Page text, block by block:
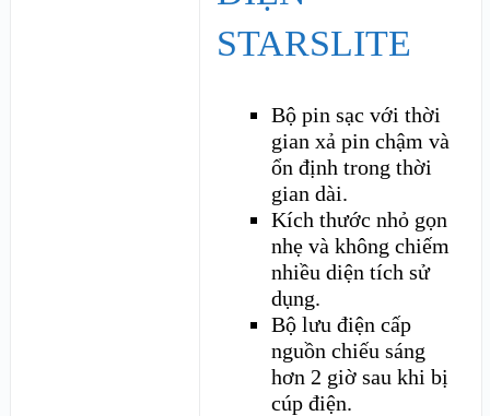
STARSLITE
Bộ pin sạc với thời
gian xả pin chậm và
ổn định trong thời
gian dài.
Kích thước nhỏ gọn
nhẹ và không chiếm
nhiều diện tích sử
dụng.
Bộ lưu điện cấp
nguồn chiếu sáng
hơn 2 giờ sau khi bị
cúp điện.